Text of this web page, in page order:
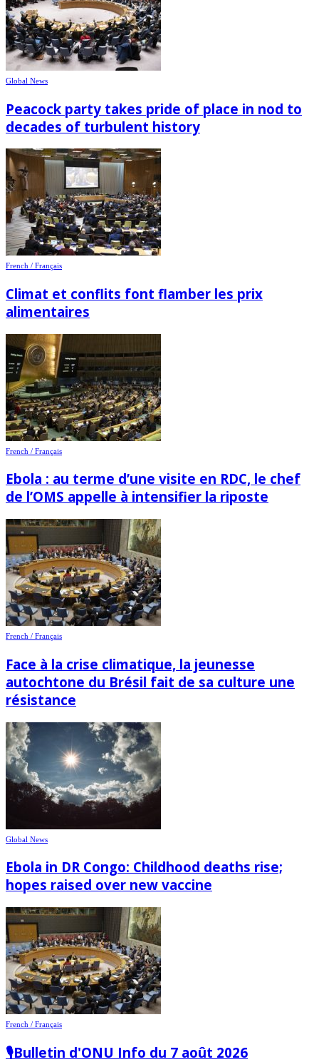
Global News
Peacock party takes pride of place in nod to
decades of turbulent history
French / Français
Climat et conflits font flamber les prix
alimentaires
French / Français
Ebola : au terme d’une visite en RDC, le chef
de l’OMS appelle à intensifier la riposte
French / Français
Face à la crise climatique, la jeunesse
autochtone du Brésil fait de sa culture une
résistance
Global News
Ebola in DR Congo: Childhood deaths rise;
hopes raised over new vaccine
French / Français
🎙️Bulletin d'ONU Info du 7 août 2026